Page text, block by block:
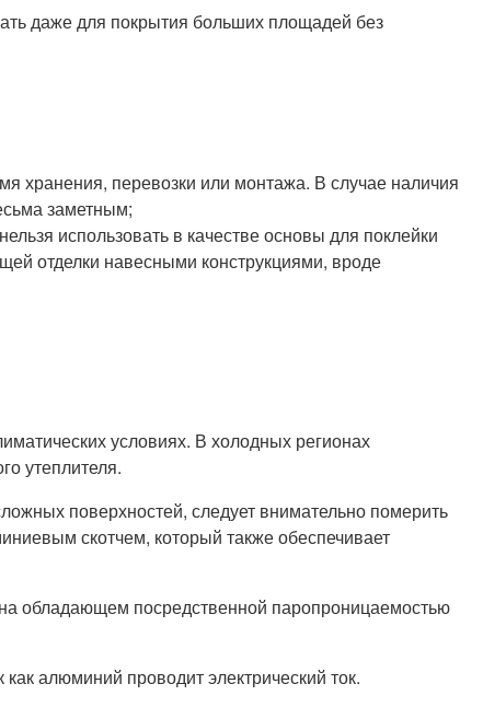
даже для покрытия больших площадей без
хранения, перевозки или монтажа. В случае наличия
заметным;
использовать в качестве основы для поклейки
отделки навесными конструкциями, вроде
условиях. В холодных регионах
утеплителя.
поверхностей, следует внимательно померить
скотчем, который также обеспечивает
обладающем посредственной паропроницаемостью
алюминий проводит электрический ток.